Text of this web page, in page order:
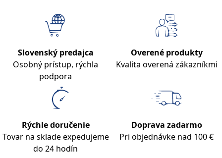
Slovenský predajca
Osobný prístup, rýchla
podpora
Overené produkty
Kvalita overená zákazníkmi
Rýchle doručenie
Tovar na sklade expedujeme
do 24 hodín
Doprava zadarmo
Pri objednávke nad 100 €